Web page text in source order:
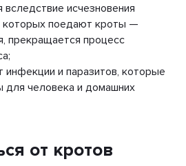
исчезновения
которых поедают кроты —
прекращается процесс
инфекции и паразитов, которые
для человека и домашних
от кротов